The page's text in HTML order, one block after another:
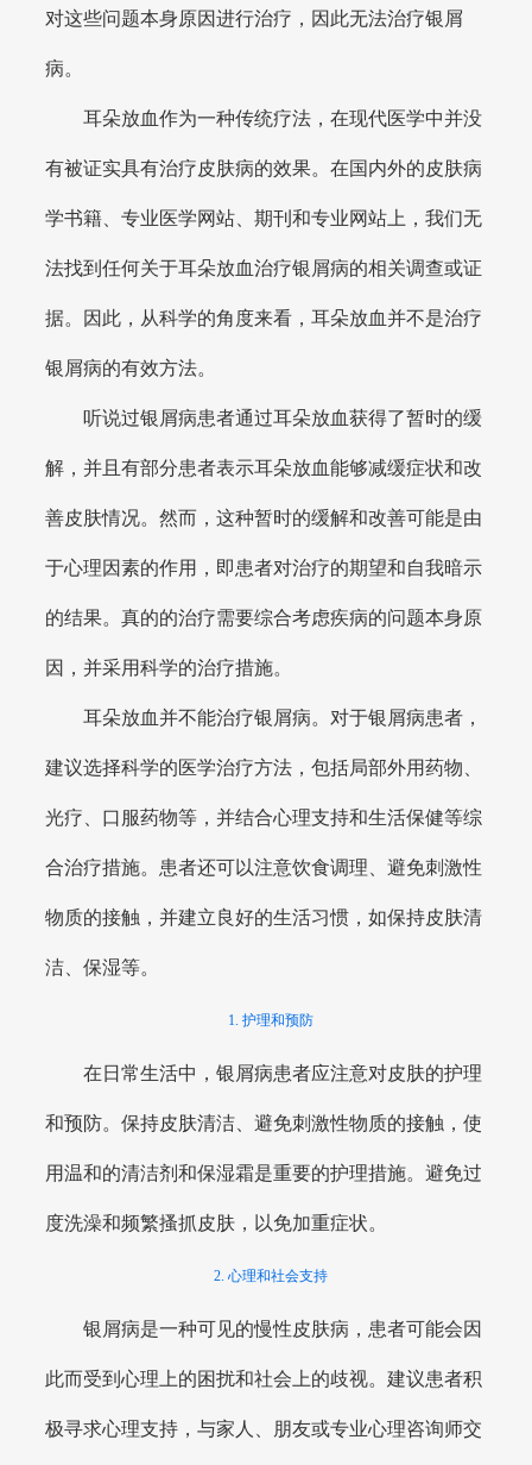
对这些问题本身原因进行治疗，因此无法治疗银屑
病。
耳朵放血作为一种传统疗法，在现代医学中并没
有被证实具有治疗皮肤病的效果。在国内外的皮肤病
学书籍、专业医学网站、期刊和专业网站上，我们无
法找到任何关于耳朵放血治疗银屑病的相关调查或证
据。因此，从科学的角度来看，耳朵放血并不是治疗
银屑病的有效方法。
听说过银屑病患者通过耳朵放血获得了暂时的缓
解，并且有部分患者表示耳朵放血能够减缓症状和改
善皮肤情况。然而，这种暂时的缓解和改善可能是由
于心理因素的作用，即患者对治疗的期望和自我暗示
的结果。真的的治疗需要综合考虑疾病的问题本身原
因，并采用科学的治疗措施。
耳朵放血并不能治疗银屑病。对于银屑病患者，
建议选择科学的医学治疗方法，包括局部外用药物、
光疗、口服药物等，并结合心理支持和生活保健等综
合治疗措施。患者还可以注意饮食调理、避免刺激性
物质的接触，并建立良好的生活习惯，如保持皮肤清
洁、保湿等。
1. 护理和预防
在日常生活中，银屑病患者应注意对皮肤的护理
和预防。保持皮肤清洁、避免刺激性物质的接触，使
用温和的清洁剂和保湿霜是重要的护理措施。避免过
度洗澡和频繁搔抓皮肤，以免加重症状。
2. 心理和社会支持
银屑病是一种可见的慢性皮肤病，患者可能会因
此而受到心理上的困扰和社会上的歧视。建议患者积
极寻求心理支持，与家人、朋友或专业心理咨询师交